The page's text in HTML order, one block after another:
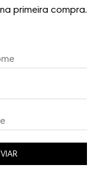
primeira compra.